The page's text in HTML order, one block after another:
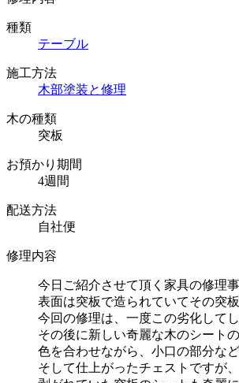
種類
テーブル
施工方法
木部塗装と修理
木の種類
突板
お預かり期間
4週間
配送方法
自社便
修理内容
今日ご紹介させて頂く家具の修理
表面は突板で造られていてその突
今回の修理は、一度この劣化して
その後に新しい奇麗な木のシート
色を合わせながら、小口の部分な
そして仕上がったチェストですが